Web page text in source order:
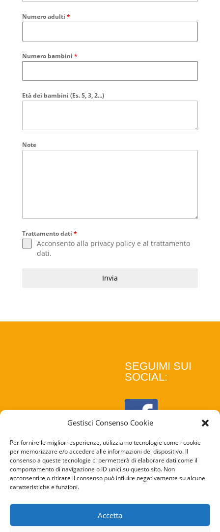
Gestisci Consenso Cookie
Per fornire le migliori esperienze, utilizziamo tecnologie come i cookie
per memorizzare e/o accedere alle informazioni del dispositivo. Il
consenso a queste tecnologie ci permetterà di elaborare dati come il
comportamento di navigazione o ID unici su questo sito. Non
acconsentire o ritirare il consenso può influire negativamente su alcune
caratteristiche e funzioni.
Accetta
Numero adulti *
Numero bambini *
Età dei bambini (Es. 5, 3, 2...)
Note
Trattamento dati *
Acconsento alla privacy policye al trattamento
dati.
Invia
SEGUIMI SUI
SOCIAL:
COOKIE